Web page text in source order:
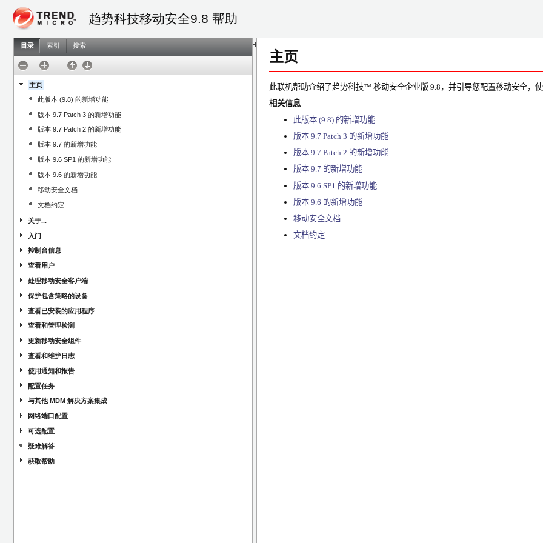
趋势科技移动安全9.8 帮助
目录 索引 搜索
主页
此版本 (9.8) 的新增功能
版本 9.7 Patch 3 的新增功能
版本 9.7 Patch 2 的新增功能
版本 9.7 的新增功能
版本 9.6 SP1 的新增功能
版本 9.6 的新增功能
移动安全文档
文档约定
关于...
入门
控制台信息
查看用户
处理移动安全客户端
保护包含策略的设备
查看已安装的应用程序
查看和管理检测
更新移动安全组件
查看和维护日志
使用通知和报告
配置任务
与其他 MDM 解决方案集成
网络端口配置
可选配置
疑难解答
获取帮助
主页
此联机帮助介绍了趋势科技™ 移动安全企业版 9.8，并引导您配置移动安全，
相关信息
此版本 (9.8) 的新增功能
版本 9.7 Patch 3 的新增功能
版本 9.7 Patch 2 的新增功能
版本 9.7 的新增功能
版本 9.6 SP1 的新增功能
版本 9.6 的新增功能
移动安全文档
文档约定